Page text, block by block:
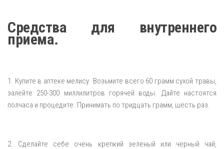
Средства для внутреннего
приема.
1. Купите в аптеке мелису. Возьмите всего 60 грамм сухой травы,
залейте 250-300 миллилитров горячей воды. Дайте настоятся
полчаса и процедите. Принимать по тридцать грамм, шесть раз.
2. Сделайте себе очень крепкий зеленый или черный чай,